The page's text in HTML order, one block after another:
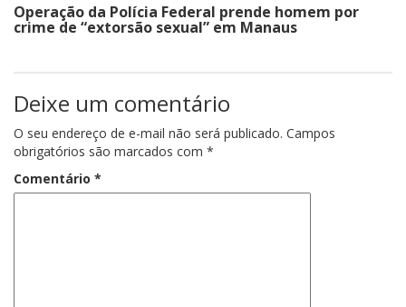
Operação da Polícia Federal prende homem por
crime de “extorsão sexual” em Manaus
Deixe um comentário
O seu endereço de e-mail não será publicado. Campos
obrigatórios são marcados com *
Comentário *